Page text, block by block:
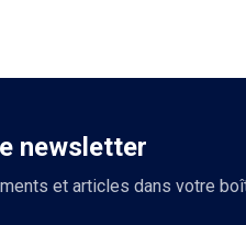
newsletter
et articles dans votre